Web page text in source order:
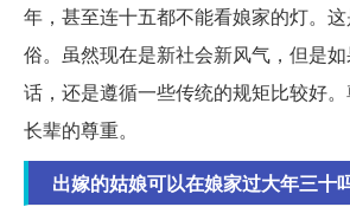
年，甚至连十五都不能看娘家的灯。
俗。虽然现在是新社会新风气，但是
话，还是遵循一些传统的规矩比较好
长辈的尊重。
出嫁的姑娘可以在娘家过大年三十